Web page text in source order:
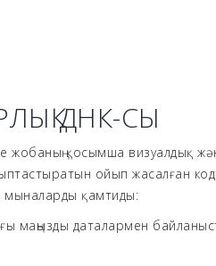
ДНК-СЫ
жобаның қосымша визуалдық
ойып жасалған
мыналарды қамтиды:
маңызды даталармен